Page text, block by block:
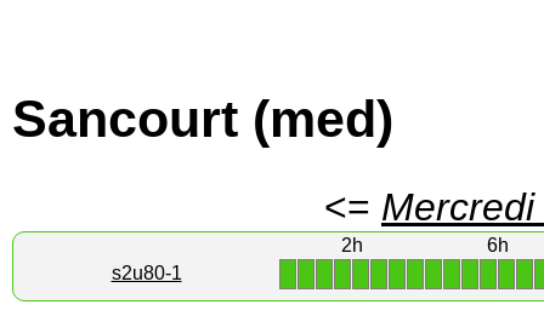
Sancourt (med)
<=
2h
6h
s2u80-1